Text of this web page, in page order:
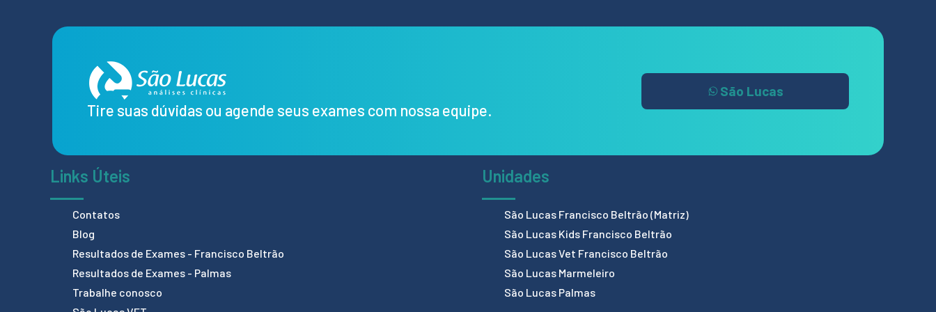
Tire suas dúvidas ou agende seus exames com nossa equipe.
São Lucas
Links Úteis
Contatos
Blog
Resultados de Exames - Francisco Beltrão
Resultados de Exames - Palmas
Trabalhe conosco
Unidades
São Lucas Francisco Beltrão (Matriz)
São Lucas Kids Francisco Beltrão
São Lucas Vet Francisco Beltrão
São Lucas Marmeleiro
São Lucas Palmas